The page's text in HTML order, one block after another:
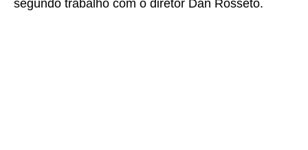
segundo trabalho com o diretor Dan Rosseto.